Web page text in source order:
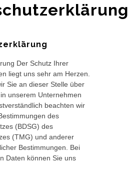
Der Schutz Ihrer
liegt uns sehr am Herzen.
Sie an dieser Stelle über
unserem Unternehmen
beachten wir
des
(BDSG) des
(TMG) und anderer
Bestimmungen. Bei
Daten können Sie uns